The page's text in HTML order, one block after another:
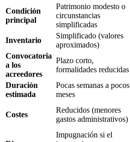
Condición
principal
Patrimonio modesto o
circunstancias
simplificadas
Inventario
Simplificado (valores
aproximados)
Convocatoria
a los
acreedores
Plazo corto,
formalidades reducidas
Duración
estimada
Pocas semanas a pocos
meses
Costes
Reducidos (menores
gastos administrativos)
Impugnación si el